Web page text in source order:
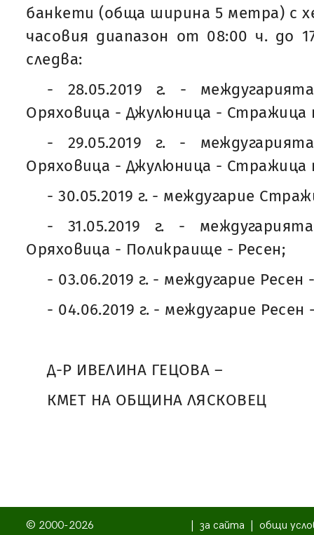
банкети (обща ширина 5 метра) с
часовия диапазон от 08:00 ч. до
следва:
- 28.05.2019 г. -
Оряховица - Джулюница - Стражица
- 29.05.2019 г. -
Оряховица - Джулюница - Стражица
- 30.05.2019 г. - междугарие
- 31.05.2019 г. -
Оряховица - Поликраище - Ресен;
- 03.06.2019 г. - междугарие
- 04.06.2019 г. - междугарие
Д-Р ИВЕЛИНА ГЕЦОВА –
КМЕТ НА ОБЩИНА ЛЯСКОВЕЦ
© 2000-2026
за сайта
общи